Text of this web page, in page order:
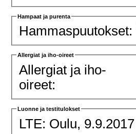
Hampaat ja purenta
Hammaspuutokset:
Allergiat ja iho-oireet
Allergiat ja iho-
oireet:
Luonne ja testitulokset
LTE: Oulu, 9.9.2017